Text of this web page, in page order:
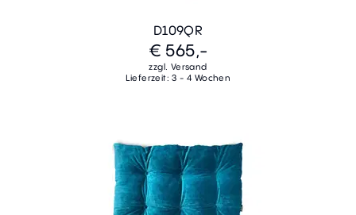
D109QR
€ 565,-
zzgl. Versand
Lieferzeit: 3 - 4 Wochen